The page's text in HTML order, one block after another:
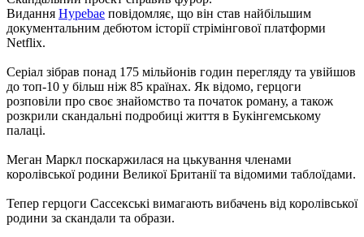
Видання Hypebae повідомляє, що він став найбільшим
документальним дебютом історії стрімінгової платформи
Netflix.
Серіал зібрав понад 175 мільйонів годин перегляду та увійшов
до топ-10 у більш ніж 85 країнах. Як відомо, герцоги
розповіли про своє знайомство та початок роману, а також
розкрили скандальні подробиці життя в Букінгемському
палаці.
Меган Маркл поскаржилася на цькування членами
королівської родини Великої Британії та відомими таблоїдами.
Тепер герцоги Сассекські вимагають вибачень від королівської
родини за скандали та образи.